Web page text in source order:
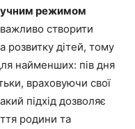
режимом
створити
розвитку дітей, тому
найменших: пів дня
враховуючи свої
підхід дозволяє
родини та